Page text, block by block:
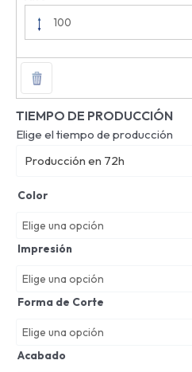
TIEMPO DE PRODUCCIÓN
Elige el tiempo de producción
Producción en 72h
Color
Impresión
Forma de Corte
Acabado